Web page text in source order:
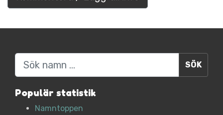
Sök
Populär statistik
Namntoppen